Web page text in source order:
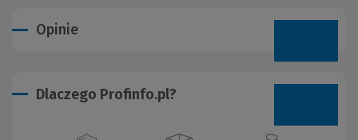
Opinie
Dlaczego Profinfo.pl?